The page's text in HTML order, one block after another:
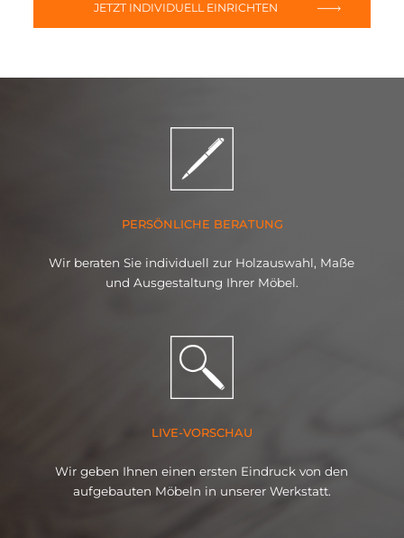
JETZT INDIVIDUELL EINRICHTEN
PERSÖNLICHE BERATUNG
Wir beraten Sie individuell zur Holzauswahl, Maße
und Ausgestaltung Ihrer Möbel.
LIVE-VORSCHAU
Wir geben Ihnen einen ersten Eindruck von den
aufgebauten Möbeln in unserer Werkstatt.